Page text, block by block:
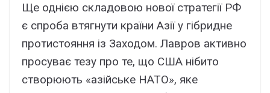
Ще однією складовою нової стратегії РФ
є спроба втягнути країни Азії у гібридне
протистояння із Заходом. Лавров активно
просуває тезу про те, що США нібито
створюють «азійське НАТО», яке